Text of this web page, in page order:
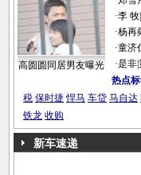
高圆圆同居男友曝光
·李 牧|
·杨再
·童济
·是非|
热点标
税 保时捷 悍马 车贷 马自达
铁龙 收购
新车速递